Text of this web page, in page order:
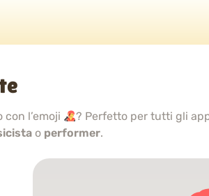
l’emoji ? Perfetto per tutti gli
o performer.